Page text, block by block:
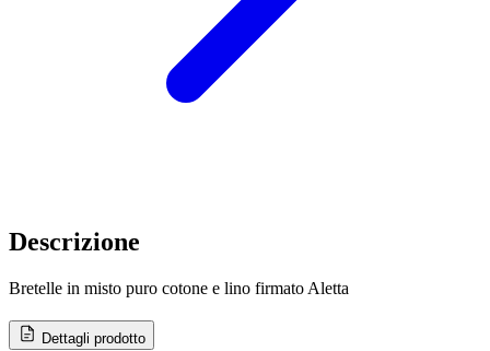
Descrizione
Bretelle in misto puro cotone e lino firmato Aletta
Dettagli prodotto